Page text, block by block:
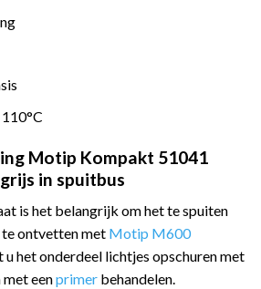
Motip Kompakt 51041
in spuitbus
is het belangrijk om het te spuiten
ontvetten met Motip M600
u het onderdeel lichtjes opschuren met
met eenprimer behandelen.